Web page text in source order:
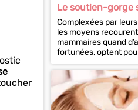
Le soutien-gorge
Complexées par
les moyens
mammaires quand
fortunées, optent
gorge rembourrés.